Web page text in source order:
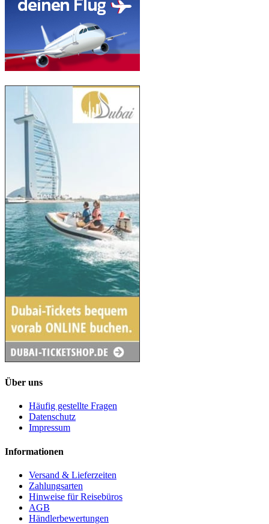
Über uns
Häufig gestellte Fragen
Datenschutz
Impressum
Informationen
Versand & Lieferzeiten
Zahlungsarten
Hinweise für Reisebüros
AGB
Händlerbewertungen